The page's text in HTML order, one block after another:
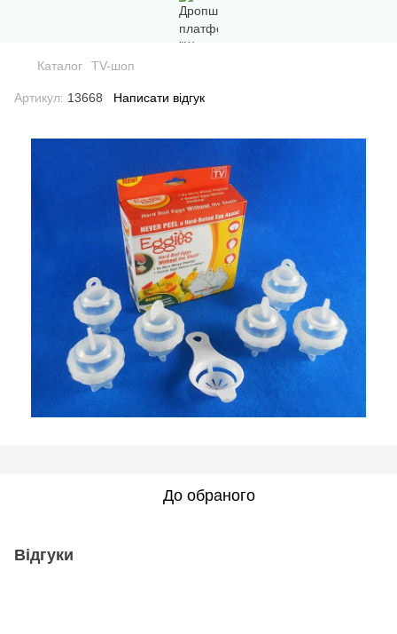
Каталог TV-шоп
Артикул: 13668 Написати відгук
До обраного
Відгуки